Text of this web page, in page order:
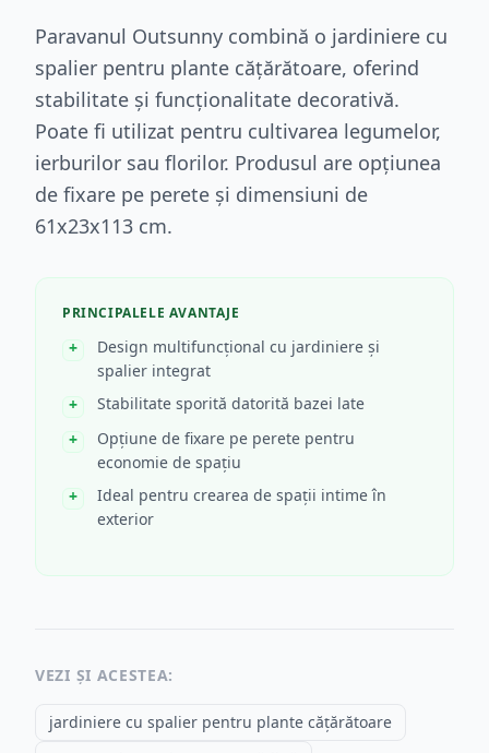
Paravanul Outsunny combină o jardiniere cu
spalier pentru plante cățărătoare, oferind
stabilitate și funcționalitate decorativă.
Poate fi utilizat pentru cultivarea legumelor,
ierburilor sau florilor. Produsul are opțiunea
de fixare pe perete și dimensiuni de
61x23x113 cm.
PRINCIPALELE AVANTAJE
Design multifuncțional cu jardiniere și
spalier integrat
Stabilitate sporită datorită bazei late
Opțiune de fixare pe perete pentru
economie de spațiu
Ideal pentru crearea de spații intime în
exterior
VEZI ȘI ACESTEA:
jardiniere cu spalier pentru plante cățărătoare